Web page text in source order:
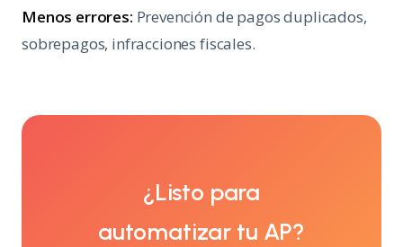
Menos errores: Prevención de pagos duplicados,
sobrepagos, infracciones fiscales.
¿Listo para
automatizar tu AP?